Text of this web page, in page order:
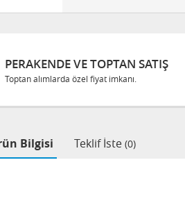
PERAKENDE VE TOPTAN SATIŞ
Toptan alımlarda özel fiyat imkanı.
Bilgisi Teklif İste (0)